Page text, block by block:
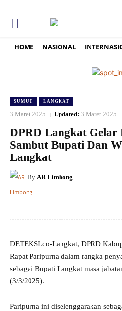
HOME NASIONAL
SUMUT LANGKAT
3 Maret 2025 Updated: 3 Maret 2025
DPRD Langkat Gelar
Sambut Bupati Dan
Langkat
By AR Limbong
DETEKSI.co-Langkat, DPRD
Rapat Paripurna dalam rangka
sebagai Bupati Langkat masa
(3/3/2025).
Paripurna ini diselenggarakan